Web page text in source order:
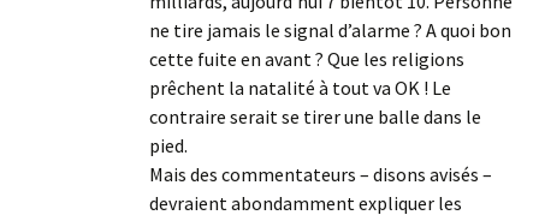
ne tire jamais le signal d’alarme ? A quoi bon
cette fuite en avant ? Que les religions
prêchent la natalité à tout va OK ! Le
contraire serait se tirer une balle dans le
pied.
Mais des commentateurs – disons avisés –
devraient abondamment expliquer les